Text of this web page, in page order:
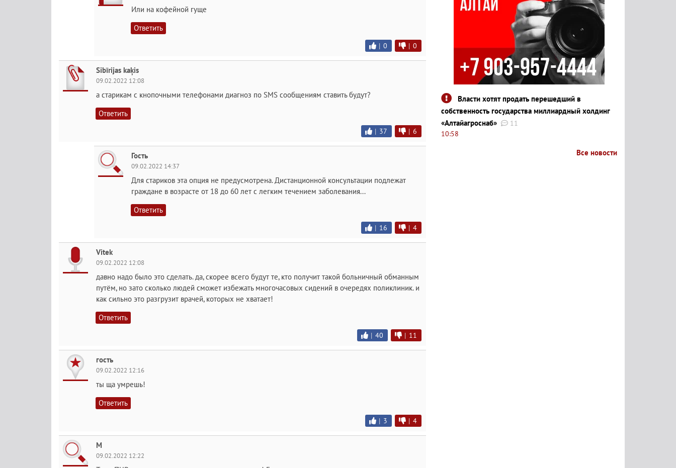
Или на кофейной гуще
Ответить
| 0 | 0
Sibīrijas kaķis
09.02.2022 12:08
а старикам с кнопочными телефонами диагноз по SMS сообщениям ставить будут?
Ответить
| 37 | 6
Гость
09.02.2022 14:37
Для стариков эта опция не предусмотрена. Дистанционной консультации подлежат
граждане в возрасте от 18 до 60 лет с легким течением заболевания...
Ответить
| 16 | 4
Vitek
09.02.2022 12:08
давно надо было это сделать. да, скорее всего будут те, кто получит такой больничный обманным
путём, но зато сколько людей сможет избежать многочасовых сидений в очередях поликлиник. и
как сильно это разгрузит врачей, которых не хватает!
Ответить
| 40 | 11
гость
09.02.2022 12:16
ты ща умрешь!
Ответить
| 3 | 4
M
09.02.2022 12:22
Власти хотят продать перешедший в
собственность государства миллиардный холдинг
«Алтайагроснаб»
11
10:58
Все новости